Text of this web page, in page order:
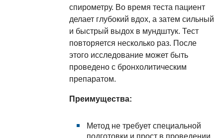
спирометру. Во время теста пациент
делает глубокий вдох, а затем сильный
и быстрый выдох в мундштук. Тест
повторяется несколько раз. После
этого исследование может быть
проведено с бронхолитическим
препаратом.
Преимущества:
Метод не требует специальной
подготовки и прост в проведении.